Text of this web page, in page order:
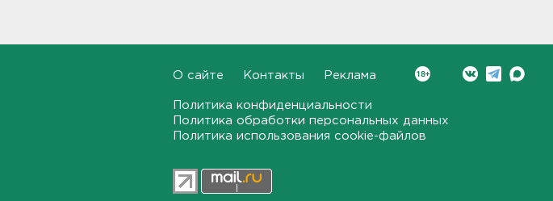
Застал там, где быть не
должен. В Петербурге 70-
убийстве в 2024 году
О сайте Контакты Реклама
Политика конфиденциальности
Политика обработки персональных данных
Политика использования cookie-файлов